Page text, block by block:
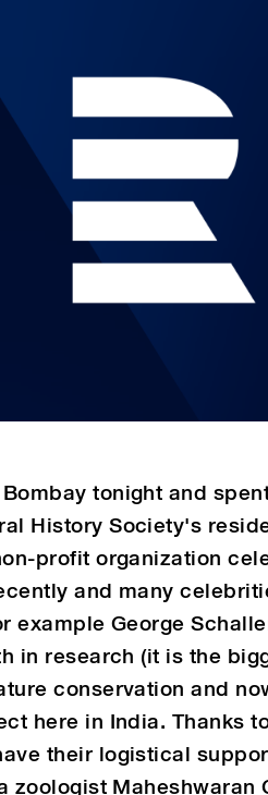
tonight and
History Society's
profit organization
and many
example George
in research (it is the
conservation and
here in India. Thanks
their logistical
zoologist Maheshwaran